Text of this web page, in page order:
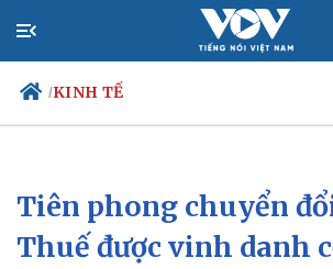
/KINH TẾ
Chính trị
Đảng
Tổ chức nhân sự
Xã hội
Tin 24h
Dự báo
Tiên phong chuyển
Thuế được vinh danh